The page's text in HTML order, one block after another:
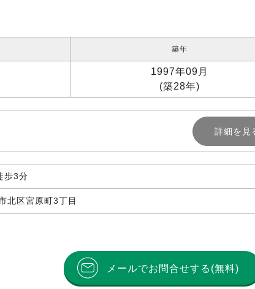
築年
1997年09月
(築28年)
詳細を見
歩3分
北区宮原町3丁目
メールでお問合せする(無料)